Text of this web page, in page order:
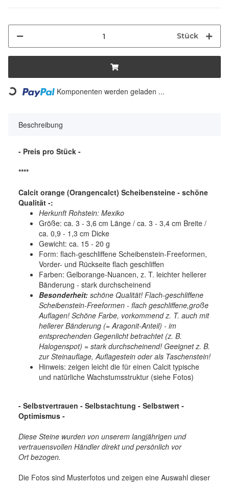
Stück
Loading... Komponenten werden geladen ...
Beschreibung
- Preis pro Stück -
****
Calcit orange (Orangencalct) Scheibensteine - schöne
Qualität -:
Herkunft Rohstein: Mexiko
Größe: ca. 3 - 3,6 cm Länge / ca. 3 - 3,4 cm Breite /
ca. 0,9 - 1,3 cm Dicke
Gewicht: ca. 15 - 20 g
Form: flach-geschliffene Scheibenstein-Freeformen,
Vorder- und Rückseite flach geschliffen
Farben: Gelborange-Nuancen, z. T. leichter hellerer
Bänderung - stark durchscheinend
Besonderheit: schöne Qualität! Flach-geschliffene
Scheibenstein-Freeformen - flach geschliffene,große
Auflagen! Schöne Farbe, vorkommend z. T. auch mit
hellerer Bänderung (= Aragonit-Anteil) - im
entsprechenden Gegenlicht betrachtet (z. B.
Halogenspot) = stark durchscheinend! Geeignet z. B.
zur Steinauflage, Auflagestein oder als Taschenstein!
Hinweis: zeigen leicht die für einen Calcit typische
und natürliche Wachstumsstruktur (siehe Fotos)
- Selbstvertrauen - Selbstachtung - Selbstwert -
Optimismus -
Diese Steine wurden von unserem langjährigen und
vertrauensvollen Händler direkt und persönlich vor
Ort bezogen.
Die Fotos sind Musterfotos und zeigen eine Auswahl dieser